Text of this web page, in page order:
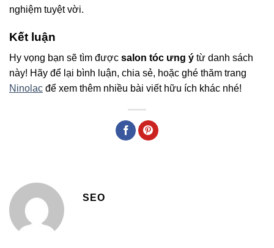
nghiệm tuyệt vời.
Kết luận
Hy vọng bạn sẽ tìm được salon tóc ưng ý từ danh sách
này! Hãy để lại bình luận, chia sẻ, hoặc ghé thăm trang
Ninolac để xem thêm nhiều bài viết hữu ích khác nhé!
SEO